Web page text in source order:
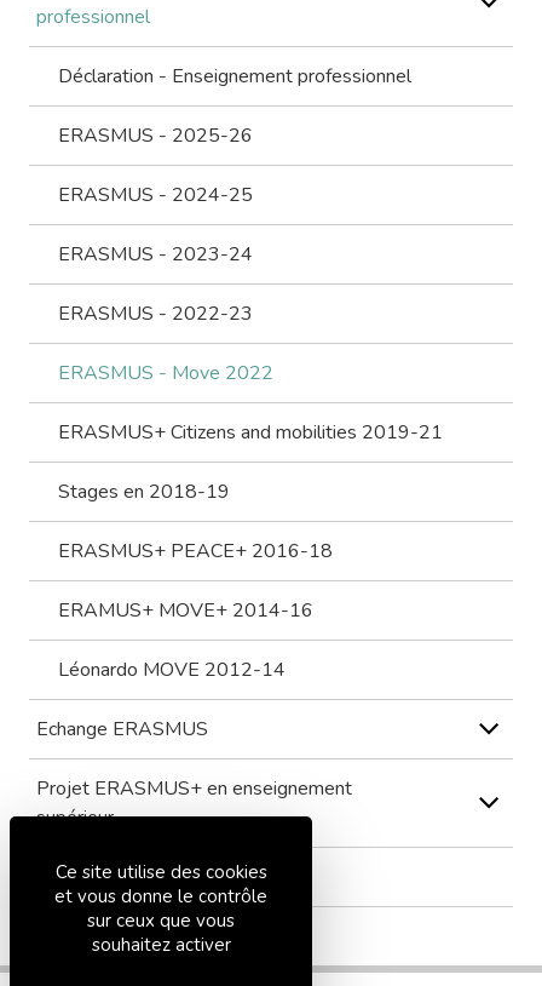
professionnel
Déclaration - Enseignement professionnel
ERASMUS - 2025-26
ERASMUS - 2024-25
ERASMUS - 2023-24
ERASMUS - 2022-23
ERASMUS - Move 2022
ERASMUS+ Citizens and mobilities 2019-21
Stages en 2018-19
ERASMUS+ PEACE+ 2016-18
ERAMUS+ MOVE+ 2014-16
Léonardo MOVE 2012-14
Echange ERASMUS
Projet ERASMUS+ en enseignement
supérieur
EUROSCOL
Ce site utilise des cookies
et vous donne le contrôle
sur ceux que vous
souhaitez activer